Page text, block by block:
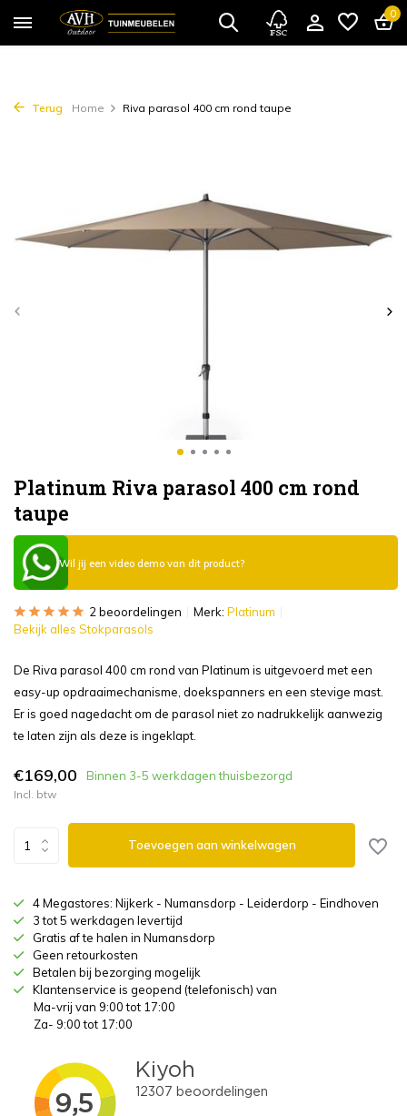
0
Terug Home Riva parasol 400 cm rond taupe
Platinum Riva parasol 400 cm rond
taupe
Wil jij een video demo van dit product?
2 beoordelingen Merk: Platinum
Bekijk alles Stokparasols
De Riva parasol 400 cm rond van Platinum is uitgevoerd met een
easy-up opdraaimechanisme, doekspanners en een stevige mast.
Er is goed nagedacht om de parasol niet zo nadrukkelijk aanwezig
te laten zijn als deze is ingeklapt.
€169,00 Binnen 3-5 werkdagen thuisbezorgd
Incl. btw
Toevoegen aan winkelwagen
4 Megastores: Nijkerk - Numansdorp - Leiderdorp - Eindhoven
3 tot 5 werkdagen levertijd
Gratis af te halen in Numansdorp
Geen retourkosten
Betalen bij bezorging mogelijk
Klantenservice is geopend (telefonisch) van
Ma-vrij van 9:00 tot 17:00
Za- 9:00 tot 17:00